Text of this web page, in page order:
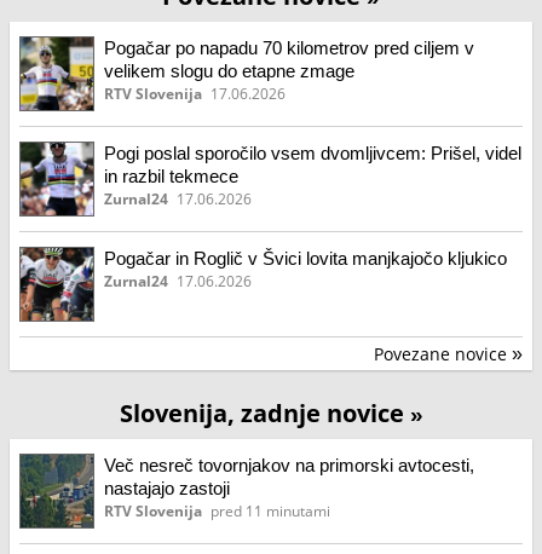
Pogačar po napadu 70 kilometrov pred ciljem v
velikem slogu do etapne zmage
RTV Slovenija 17.06.2026
Pogi poslal sporočilo vsem dvomljivcem: Prišel, videl
in razbil tekmece
Zurnal24 17.06.2026
Pogačar in Roglič v Švici lovita manjkajočo kljukico
Zurnal24 17.06.2026
Povezane novice »
Slovenija, zadnje novice »
Več nesreč tovornjakov na primorski avtocesti,
nastajajo zastoji
RTV Slovenija pred 11 minutami